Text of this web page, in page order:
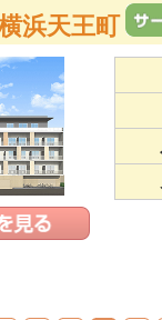
浜天王町